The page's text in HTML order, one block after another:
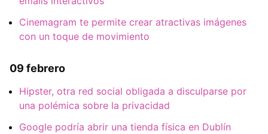
Cinemagram te permite crear atractivas imágenes
con un toque de movimiento
09 febrero
Hipster, otra red social obligada a disculparse por
una polémica sobre la privacidad
Google podría abrir una tienda física en Dublín